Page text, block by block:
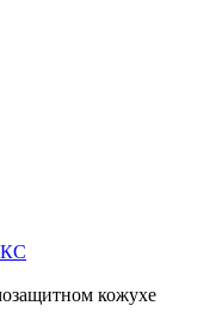
кожухе